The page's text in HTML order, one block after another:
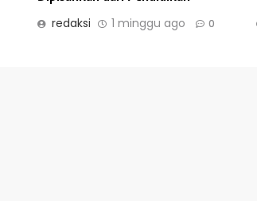
redaksi 1 minggu ago 0